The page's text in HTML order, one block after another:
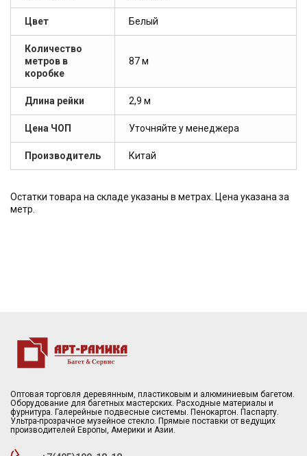
Цвет Белый
Количество
метров в
коробке
87 м
Длина рейки 2,9 м
Цена ЧОП Уточняйте у менеджера
Производитель Китай
Остатки товара на складе указаны в метрах. Цена указана за
метр.
Оптовая торговля деревянным, пластиковым и алюминиевым багетом.
Оборудование для багетных мастерских. Расходные материалы и
фурнитура. Галерейные подвесные системы. Пенокартон. Паспарту.
Ультра-прозрачное музейное стекло. Прямые поставки от ведущих
производителей Европы, Америки и Азии.